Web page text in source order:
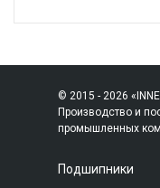
© 2015 - 2026
Производство и
промышленных
Подшипники